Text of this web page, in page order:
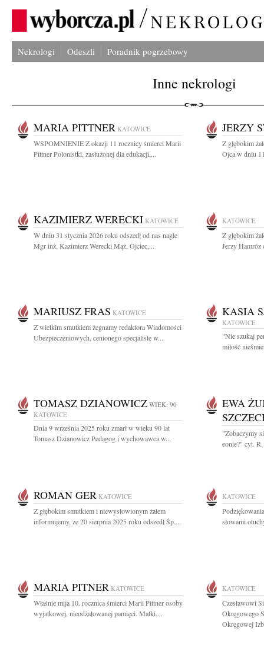
Nekrologi Odeszli Poradnik pogrzebowy
Inne nekrologi
MARIA PITTNER KATOWICE
WSPOMNIENIE Z okazji 11 rocznicy śmierci Marii
Pittner Polonistki, zasłużonej dla edukacji,...
JERZY
Z głębokim
Ojca w dniu
KAZIMIERZ WERECKI KATOWICE
W dniu 31 stycznia 2026 roku odszedł od nas nagle
Mgr inż. Kazimierz Werecki Mąż, Ojciec,...
KATOWICE
Z głębokim
Jerzy Hamróz
MARIUSZ FRAS KATOWICE
Z wielkim smutkiem żegnamy redaktora Wiadomości
Ubezpieczeniowych, cenionego specjalistę w...
KASIA
KATOWICE
"Nie szukaj
miłość
TOMASZ DZIANOWICZ WIEK: 90
KATOWICE
Dnia 9 września 2025 roku zmarł w wieku 90 lat
Tomasz Dzianowicz Pedagog i wychowawca w...
EWA
"Zobaczymy
eonie?" cyt.
ROMAN GER KATOWICE
Z głębokim smutkiem i niewysłowionym żalem
informujemy, że 20 sierpnia 2025 roku odszedł Śp....
KATOWICE
słowami
MARIA PITNER KATOWICE
Właśnie mija 10. rocznica śmierci Marii Pittner osoby
wyjatkowej, nieodżałowanej pamięci. Matki,...
KATOWICE
Czesławowi
Okręgowego
Okręgowej